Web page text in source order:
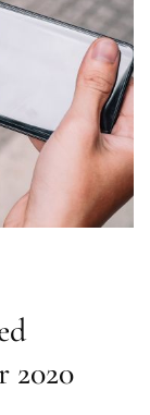
2020